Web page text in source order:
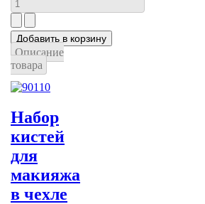
Описание
товара
Набор
кистей
для
макияжа
в чехле